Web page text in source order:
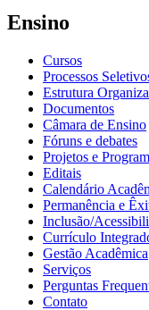
Ensino
Cursos
Processos
Estrutura
Documentos
Câmara de Ensino
Fóruns e debates
Projetos e
Editais
Calendário
Permanência e
Inclusão/
Currículo
Gestão Acadêmica
Serviços
Perguntas
Contato